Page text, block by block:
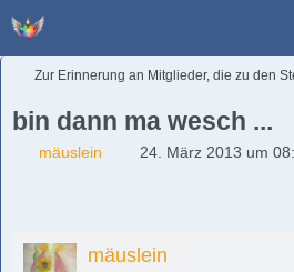
Zur Erinnerung an Mitglieder, die zu den
bin dann ma wesch ...
mäuslein 24. März 2013 um
mäuslein